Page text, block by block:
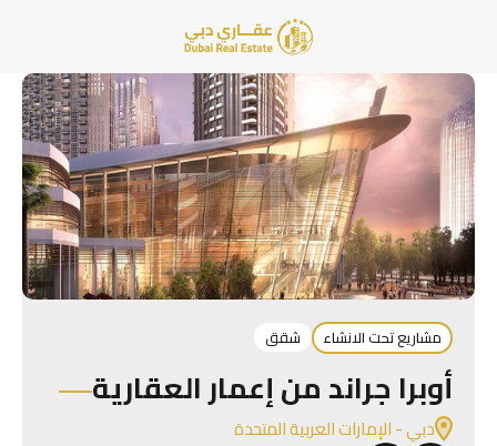
مشاريع تحت الانشاء شقق
أوبرا جراند من إعمار العقارية
دبي - الإمارات العربية المتحدة